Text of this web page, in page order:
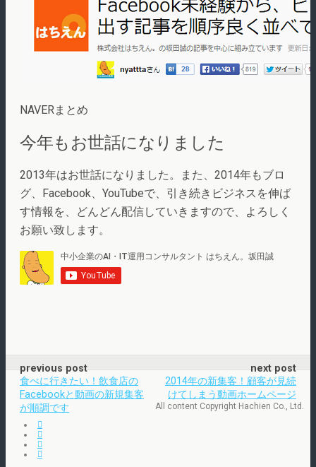
NAVERまとめ
今年もお世話になりました
2013年はお世話になりました。また、2014年もブロ
グ、Facebook、YouTubeで、引き続きビジネスを伸ば
す情報を、どんどん配信していきますので、よろしく
お願い致します。
previous post
食べに行きたい！飲食店の
Facebookと動画の新規集客
が順調です
next post
2014年の新集客！顧客が見続
けてしまう動画ホームページ
All content Copyright Hachien Co., Ltd.